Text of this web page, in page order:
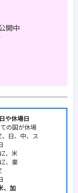
開中
や休場日
の国が休場
、日、中、ス
、米
、豪
、加